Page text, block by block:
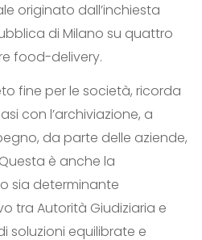
originato dall’inchiesta
di Milano su quattro
food-delivery.
fine per le società, ricorda
con l’archiviazione, a
da parte delle aziende,
è anche la
sia determinante
tra Autorità Giudiziaria e
soluzioni equilibrate e